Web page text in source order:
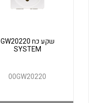
שקע כח GW20220
SYSTEM
00GW20220